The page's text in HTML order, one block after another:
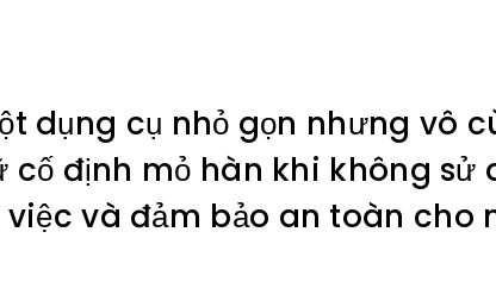
dụng cụ nhỏ gọn nhưng vô
định mỏ hàn khi không sử
và đảm bảo an toàn cho